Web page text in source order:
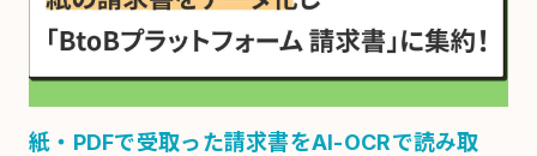
紙・PDFで受取った請求書をAI-OCRで読み取